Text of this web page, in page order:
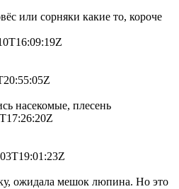
или сорняки какие то, короче
насекомые, плесень
ожидала мешок люпина. Но это